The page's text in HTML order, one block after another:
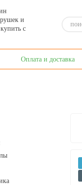
контенту
Оплата и доставка